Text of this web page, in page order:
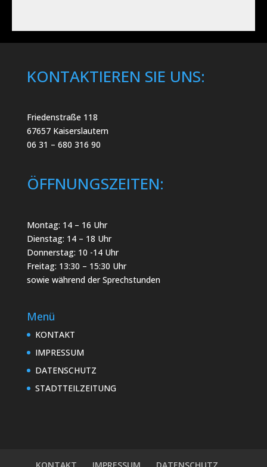
KONTAKTIEREN SIE UNS:
Friedenstraße 118
67657 Kaiserslautern
06 31 – 680 316 90
ÖFFNUNGSZEITEN:
Montag: 14 – 16 Uhr
Dienstag: 14 – 18 Uhr
Donnerstag: 10 -14 Uhr
Freitag: 13:30 – 15:30 Uhr
sowie während der Sprechstunden
Menü
KONTAKT
IMPRESSUM
DATENSCHUTZ
STADTTEILZEITUNG